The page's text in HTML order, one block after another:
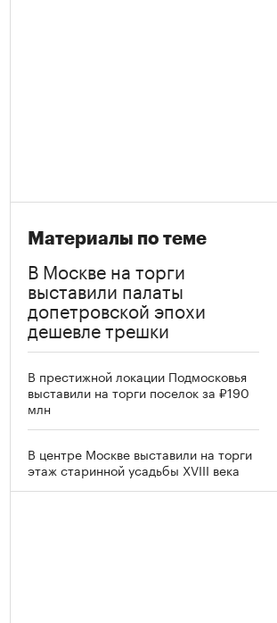
Материалы по теме
В Москве на торги
выставили палаты
допетровской эпохи
дешевле трешки
В престижной локации Подмосковья
выставили на торги поселок за ₽190
млн
В центре Москве выставили на торги
этаж старинной усадьбы XVIII века